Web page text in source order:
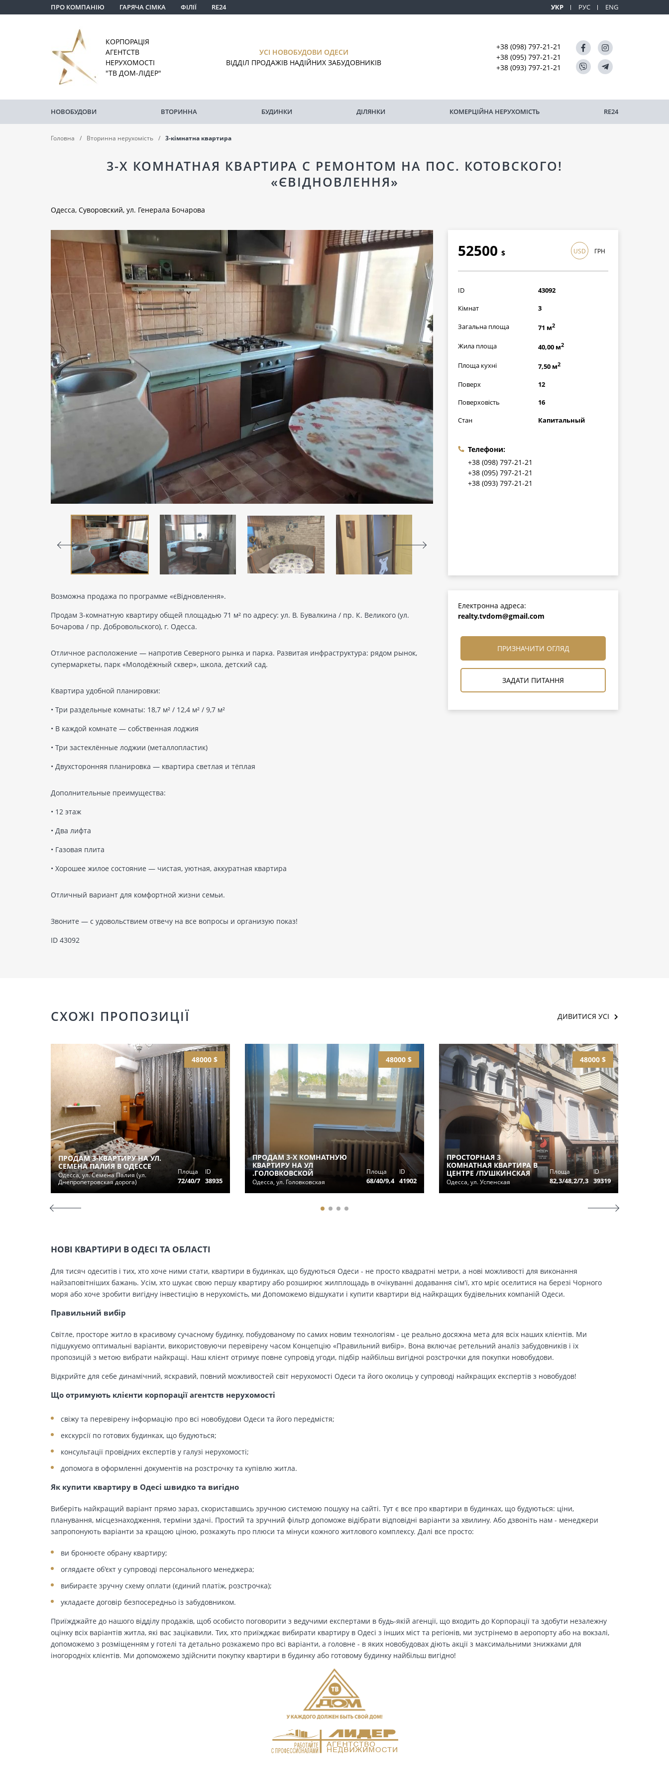
ПРО КОМПАНІЮ ГАРЯЧА СІМКА ФІЛІЇ RE24 УКР РУС ENG
КОРПОРАЦІЯ
АГЕНТСТВ
НЕРУХОМОСТІ
"ТВ ДОМ-ЛІДЕР"
УСІ НОВОБУДОВИ ОДЕСИ
ВІДДІЛ ПРОДАЖІВ НАДІЙНИХ ЗАБУДОВНИКІВ
+38 (098) 797-21-21
+38 (095) 797-21-21
+38 (093) 797-21-21
НОВОБУДОВИ ВТОРИННА БУДИНКИ ДІЛЯНКИ КОМЕРЦІЙНА НЕРУХОМІСТЬ RE24
Головна Вторинна нерухомість 3-кімнатна квартира
3-Х КОМНАТНАЯ КВАРТИРА С РЕМОНТОМ НА ПОС. КОТОВСКОГО!
«ЄВІДНОВЛЕННЯ»
Одесса, Суворовский, ул. Генерала Бочарова
52500 $
1522500грн
USD ГРН
ID
43092
Кімнат
3
Загальна площа 71 м2
Жила площа 40,00 м2
Площа кухні 7,50 м2
Поверх
12
Поверховість
16
Стан
Капитальный
Телефони:
+38 (098) 797-21-21
+38 (095) 797-21-21
+38 (093) 797-21-21
Возможна продажа по программе «єВідновлення».
Продам 3-комнатную квартиру общей площадью 71 м² по адресу: ул. В. Бувалкина / пр. К. Великого (ул.
Бочарова / пр. Добровольского), г. Одесса.
Отличное расположение — напротив Северного рынка и парка. Развитая инфраструктура: рядом рынок,
супермаркеты, парк «Молодёжный сквер», школа, детский сад.
Квартира удобной планировки:
• Три раздельные комнаты: 18,7 м² / 12,4 м² / 9,7 м²
• В каждой комнате — собственная лоджия
• Три застеклённые лоджии (металлопластик)
• Двухсторонняя планировка — квартира светлая и тёплая
Дополнительные преимущества:
• 12 этаж
• Два лифта
• Газовая плита
• Хорошее жилое состояние — чистая, уютная, аккуратная квартира
Отличный вариант для комфортной жизни семьи.
Звоните — с удовольствием отвечу на все вопросы и организую показ!
ID 43092
Електронна адреса:
realty.tvdom@gmail.com
ПРИЗНАЧИТИ ОГЛЯД
ЗАДАТИ ПИТАННЯ
СХОЖІ ПРОПОЗИЦІЇ ДИВИТИСЯ УСІ
48000 $
ПРОДАМ 3-КВАРТИРУ НА УЛ.
СЕМЕНА ПАЛИЯ В ОДЕССЕ
Одесса, ул. Семена Палия (ул.
Днепропетровская дорога)
Площа
72/40/7
ID
38935
48000 $
ПРОДАМ 3-Х КОМНАТНУЮ
КВАРТИРУ НА УЛ
.ГОЛОВКОВСКОЙ
Одесса, ул. Головковская
Площа
68/40/9,4
ID
41902
48000 $
ПРОСТОРНАЯ 3
КОМНАТНАЯ КВАРТИРА В
ЦЕНТРЕ /ПУШКИНСКАЯ
Одесса, ул. Успенская
Площа
82,3/48,2/7,3
ID
39319
НОВІ КВАРТИРИ В ОДЕСІ ТА ОБЛАСТІ
Для тисяч одеситів і тих, хто хоче ними стати, квартири в будинках, що будуються Одеси - не просто квадратні метри, а нові можливості для виконання
найзаповітніших бажань. Усім, хто шукає свою першу квартиру або розширює жилплощадь в очікуванні додавання сім'ї, хто мріє оселитися на березі Чорного
моря або хоче зробити вигідну інвестицію в нерухомість, ми Допоможемо відшукати і купити квартири від найкращих будівельних компаній Одеси.
Правильний вибір
Світле, просторе житло в красивому сучасному будинку, побудованому по самих новим технологіям - це реально досяжна мета для всіх наших клієнтів. Ми
підшукуємо оптимальні варіанти, використовуючи перевірену часом Концепцію «Правильний вибір». Вона включає ретельний аналіз забудовників і їх
пропозицій з метою вибрати найкращі. Наш клієнт отримує повне супровід угоди, підбір найбільш вигідної розстрочки для покупки новобудови.
Відкрийте для себе динамічний, яскравий, повний можливостей світ нерухомості Одеси та його околиць у супроводі найкращих експертів з новобудов!
Що отримують клієнти корпорації агентств нерухомості
свіжу та перевірену інформацію про всі новобудови Одеси та його передмістя;
екскурсії по готових будинках, що будуються;
консультації провідних експертів у галузі нерухомості;
допомога в оформленні документів на розстрочку та купівлю житла.
Як купити квартиру в Одесі швидко та вигідно
Виберіть найкращий варіант прямо зараз, скориставшись зручною системою пошуку на сайті. Тут є все про квартири в будинках, що будуються: ціни,
планування, місцезнаходження, терміни здачі. Простий та зручний фільтр допоможе відібрати відповідні варіанти за хвилину. Або дзвоніть нам - менеджери
запропонують варіанти за кращою ціною, розкажуть про плюси та мінуси кожного житлового комплексу. Далі все просто:
ви бронюєте обрану квартиру;
оглядаєте об'єкт у супроводі персонального менеджера;
вибираєте зручну схему оплати (єдиний платіж, розстрочка);
укладаєте договір безпосередньо із забудовником.
Приїжджайте до нашого відділу продажів, щоб особисто поговорити з ведучими експертами в будь-якій агенції, що входить до Корпорації та здобути незалежну
оцінку всіх варіантів житла, які вас зацікавили. Тих, хто приїжджає вибирати квартиру в Одесі з інших міст та регіонів, ми зустрінемо в аеропорту або на вокзалі,
допоможемо з розміщенням у готелі та детально розкажемо про всі варіанти, а головне - в яких новобудовах діють акції з максимальними знижками для
іногородніх клієнтів. Ми допоможемо здійснити покупку квартири в будинку або готовому будинку найбільш вигідно!